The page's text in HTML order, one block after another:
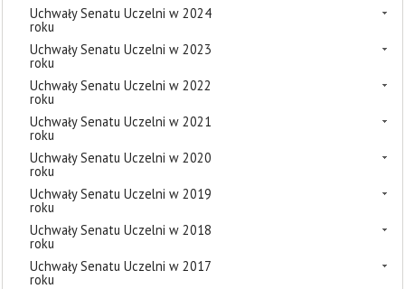
Uchwały Senatu Uczelni w 2024
roku
Uchwały Senatu Uczelni w 2023
roku
Uchwały Senatu Uczelni w 2022
roku
Uchwały Senatu Uczelni w 2021
roku
Uchwały Senatu Uczelni w 2020
roku
Uchwały Senatu Uczelni w 2019
roku
Uchwały Senatu Uczelni w 2018
roku
Uchwały Senatu Uczelni w 2017
roku